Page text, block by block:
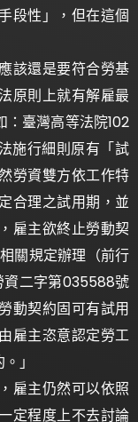
段性」，但在這個
該還是要符合勞基
原則上就有解雇最
臺灣高等法院102
施行細則原有「試
勞資雙方依工作特
合理之試用期，並
雇主欲終止勞動契
關規定辦理（前行
二字第035588號
動契約固可有試用
雇主恣意認定勞工
」
主仍然可以依照
定程度上不去討論